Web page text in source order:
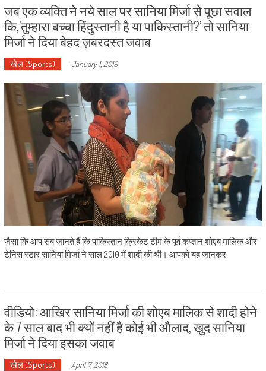
जब एक व्यक्ति ने नये साल पर सानिया मिर्जा से पूछा सवाल
कि,’तुम्हारा बच्चा हिंदुस्तानी है या पाकिस्तानी?’ तो सानिया
मिर्जा ने दिया बेहद ज़बरदस्त जवाब
खेल (Sports) -January 1, 2019
जैसा कि आप सब जानते हैं कि पाकिस्तान क्रिकेट टीम के पूर्व कप्तान शोएब मालिक और
टेनिस स्टार सानिया मिर्जा ने साल 2010 में शादी की थी। आपको यह जानकर
वीडियो: आखिर सानिया मिर्जा की शोएब मालिक से शादी होने
के 7 साल बाद भी क्यों नहीं है कोई भी औलाद, खुद सानिया
मिर्जा ने दिया इसका जवाब
खेल (Sports) - April 7, 2018